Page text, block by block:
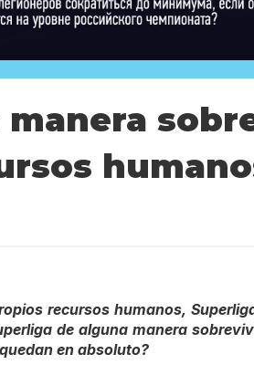
recursos humanos,
de alguna manera
en absoluto?